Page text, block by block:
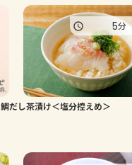
鯛だし茶漬け＜塩分控えめ＞
5分